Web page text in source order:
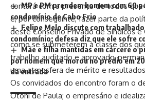
MP e PM prendem homem com 60
condomínio de Cabo Frio
Felipe Melo discute com
condomínio; defesa diz que ele sofre
Mãe e filha mantidas em cárcere o
por homem que morou no prédio em
da entrada
contará com a presença de todos
e, por conseguinte, fazer parte da
deste Conselho Privado de Síndicos e
como se submeterem à classe dos
trabalho auditado e aprovado,
uma atmosfera de mérito e
Os convidados do encontro foram o
Otoni de Paula; o empresário e